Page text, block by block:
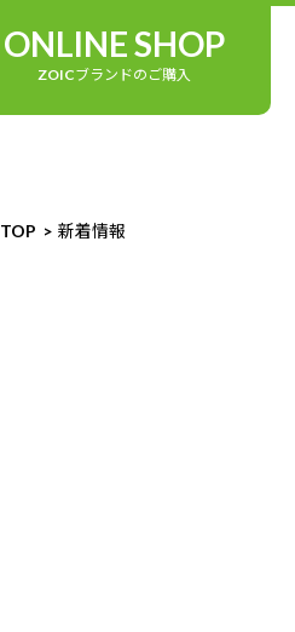
ONLINE SHOP
ZOICブランドのご購入
TOP 新着情報